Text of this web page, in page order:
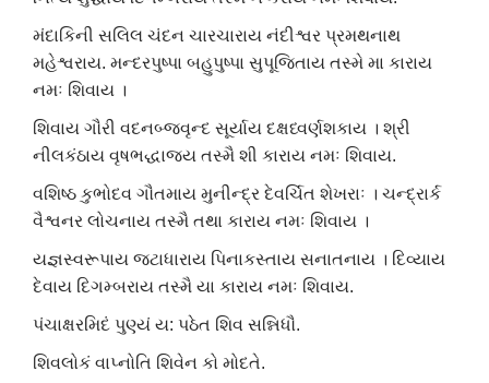
મંદાકિની સલિલ ચંદન ચારચારાય નંદીશ્વર પ્રમથનાથ
મહેશ્વરાય. મન્દરપુષ્પા બહુપુષ્પા સુપૂજિતાય તસ્મે મા કારાય
નમઃ શિવાય ।
શિવાય ગૌરી વદનબ્જવૃન્દ સૂર્યાય દક્ષધ્વર્ણશકાય । શ્રી
નીલકંઠાય વૃષભદ્ધાજય તસ્મૈ શી કારાય નમઃ શિવાય.
વશિષ્ઠ કુભોદવ ગૌતમાય મુનીન્દ્ર દેવર્ચિત શેખરાઃ । ચન્દ્રાર્ક
વૈશ્વનર લોચનાય તસ્મૈ તથા કારાય નમઃ શિવાય ।
યજ્ઞસ્વરૂપાય જટાધારાય પિનાકસ્તાય સનાતનાય । દિવ્યાય
દેવાય દિગમ્બરાય તસ્મૈ યા કારાય નમઃ શિવાય.
પંચાક્ષરમિદં પુણ્યં ય: પઠેત શિવ સન્નિધૌ.
શિવલોકં વાપ્નોતિ શિવેન કો મોદતે.